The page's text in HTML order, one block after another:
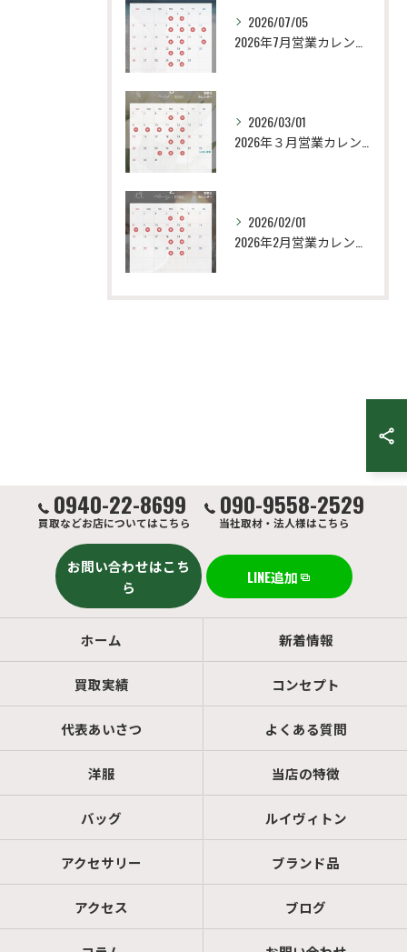
2026/07/05
2026/03/01
2026/02/01
0940-22-8699
買取などお店についてはこちら
090-9558-2529
当社取材・法人様はこちら
お問い合わせはこち
ら
LINE追加
ホーム 新着情報
買取実績 コンセプト
代表あいさつ よくある質問
洋服 当店の特徴
バッグ ルイヴィトン
アクセサリー ブランド品
アクセス ブログ